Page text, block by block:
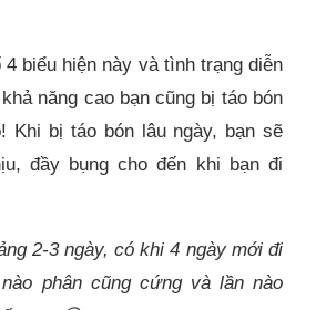
4 biểu hiện này và tình trạng diễn
năng cao bạn cũng bị táo bón
Khi bị táo bón lâu ngày, bạn sẽ
đầy bụng cho đến khi bạn đi
2-3 ngày, có khi 4 ngày mới đi
phân cũng cứng và lần nào